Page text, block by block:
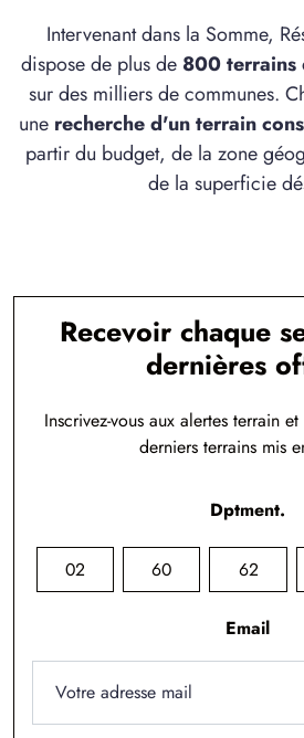
Intervenant dans la Somme,
dispose de plus de 800 terrains
sur des milliers de communes.
une recherche d'un terrain
partir du budget, de la zone
de la superficie
Recevoir chaque
dernières
Inscrivez-vous aux alertes terrain
derniers terrains mis
Dptment.
02 60 62
Email